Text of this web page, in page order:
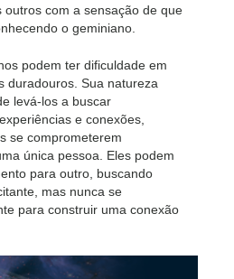
outros com a sensação de que
o geminiano.
podem ter dificuldade em
duradouros. Sua natureza
levá-los a buscar
e conexões,
se comprometerem
única pessoa. Eles podem
para outro, buscando
mas nunca se
para construir uma conexão